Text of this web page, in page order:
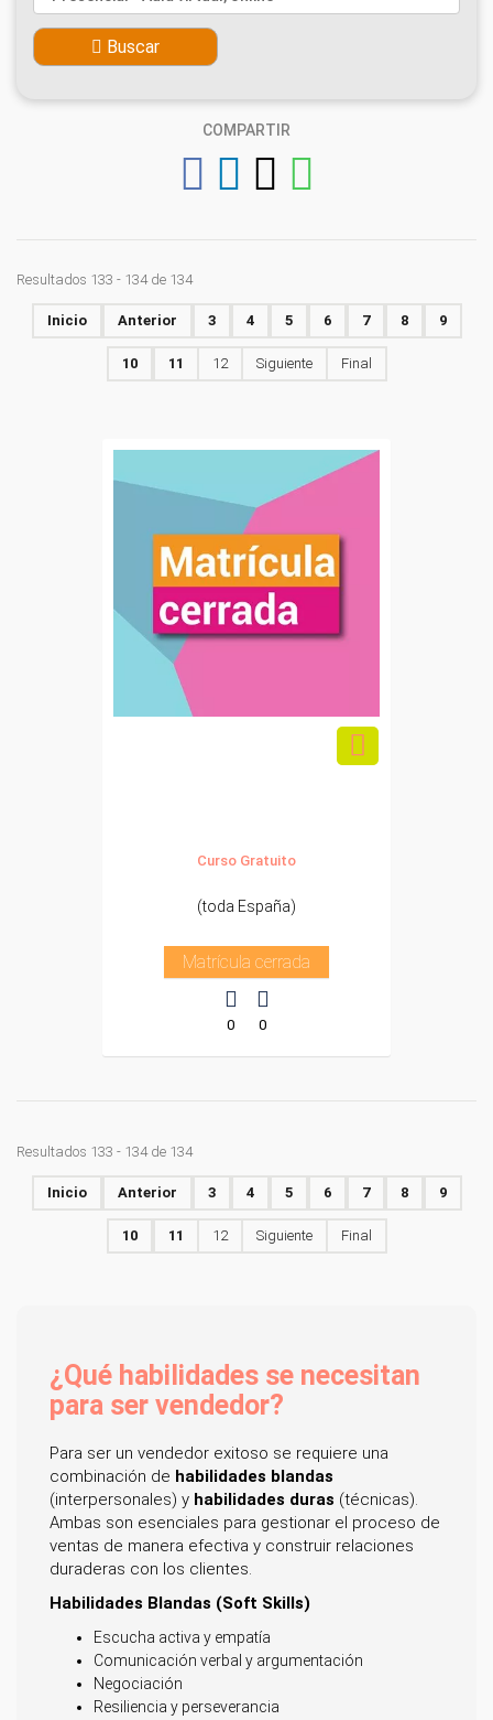
Buscar
COMPARTIR
Resultados 133 - 134 de 134
Inicio Anterior 3 4 5 6 7 8 9
10 11 12 Siguiente Final
Curso Gratuito
(toda España)
Matrícula cerrada
0 0
Resultados 133 - 134 de 134
Inicio Anterior 3 4 5 6 7 8 9
10 11 12 Siguiente Final
¿Qué habilidades se necesitan
para ser vendedor?
Para ser un vendedor exitoso se requiere una
combinación de habilidades blandas
(interpersonales) y habilidades duras (técnicas).
Ambas son esenciales para gestionar el proceso de
ventas de manera efectiva y construir relaciones
duraderas con los clientes.
Habilidades Blandas (Soft Skills)
Escucha activa y empatía
Comunicación verbal y argumentación
Negociación
Resiliencia y perseverancia